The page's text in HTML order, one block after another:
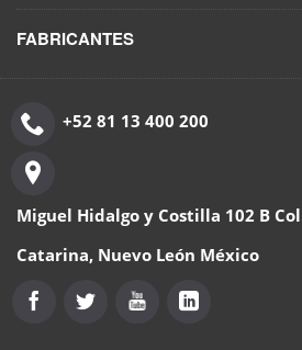
FABRICANTES
+52 81 13 400 200
Miguel Hidalgo y Costilla 102 B
Catarina, Nuevo León México